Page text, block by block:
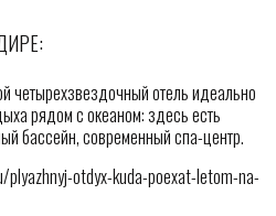
четырехзвездочный отель идеально
рядом с океаном: здесь есть
бассейн, современный спа-центр.
otdyx-kuda-poexat-letom-na-